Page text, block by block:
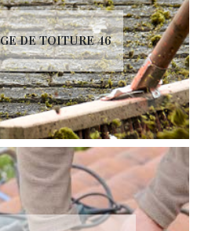
DE TOITURE 46